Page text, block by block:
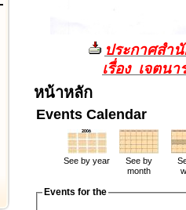
ประกาศสำ
เรื่อง เจตน
หน้าหลัก
Events Calendar
See by year
See by
month
Events for the